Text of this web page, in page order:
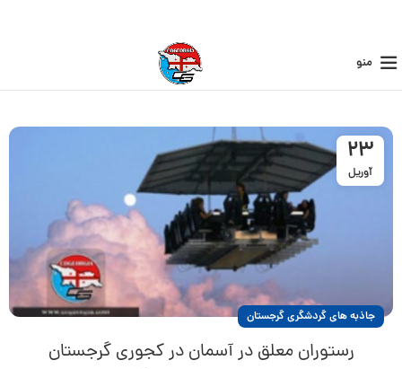
منو
23
آوریل
جاذبه های گردشگری گرجستان
رستوران معلق در آسمان در کجوری گرجستان